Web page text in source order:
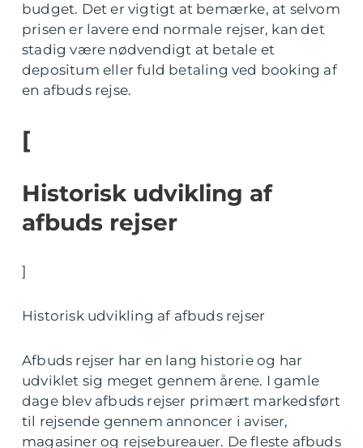
budget. Det er vigtigt at bemærke, at selvom
prisen er lavere end normale rejser, kan det
stadig være nødvendigt at betale et
depositum eller fuld betaling ved booking af
en afbuds rejse.
[
Historisk udvikling af
afbuds rejser
]
Historisk udvikling af afbuds rejser
Afbuds rejser har en lang historie og har
udviklet sig meget gennem årene. I gamle
dage blev afbuds rejser primært markedsført
til rejsende gennem annoncer i aviser,
magasiner og rejsebureauer. De fleste afbuds